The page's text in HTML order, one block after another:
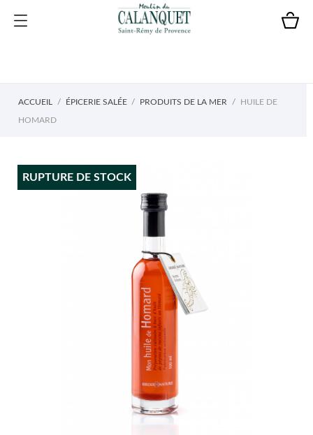
ACCUEIL ÉPICERIE SALÉE PRODUITS DE LA MER HUILE DE
HOMARD
RUPTURE DE STOCK